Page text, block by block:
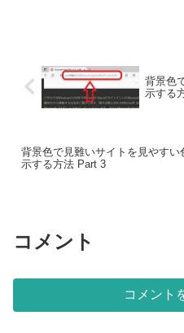
背景色
示する
背景色で見難いサイトを見やすい
示する方法 Part 3
コメント
コメント